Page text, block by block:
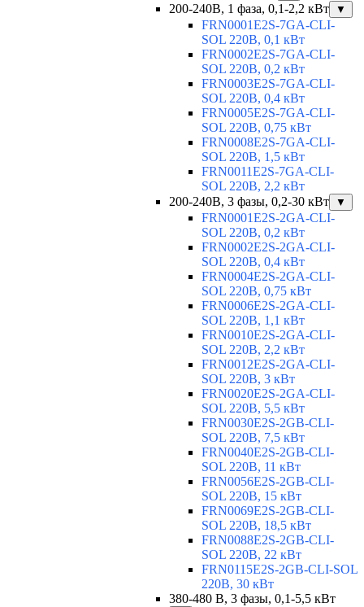
200-240В, 1 фаза, 0,1-2,2 кВт ▼
FRN0001E2S-7GA-CLI-
SOL 220В, 0,1 кВт
FRN0002E2S-7GA-CLI-
SOL 220В, 0,2 кВт
FRN0003E2S-7GA-CLI-
SOL 220В, 0,4 кВт
FRN0005E2S-7GA-CLI-
SOL 220В, 0,75 кВт
FRN0008E2S-7GA-CLI-
SOL 220В, 1,5 кВт
FRN0011E2S-7GA-CLI-
SOL 220В, 2,2 кВт
200-240В, 3 фазы, 0,2-30 кВт
▼
FRN0001E2S-2GA-CLI-
SOL 220В, 0,2 кВт
FRN0002E2S-2GA-CLI-
SOL 220В, 0,4 кВт
FRN0004E2S-2GA-CLI-
SOL 220В, 0,75 кВт
FRN0006E2S-2GA-CLI-
SOL 220В, 1,1 кВт
FRN0010E2S-2GA-CLI-
SOL 220В, 2,2 кВт
FRN0012E2S-2GA-CLI-
SOL 220В, 3 кВт
FRN0020E2S-2GA-CLI-
SOL 220В, 5,5 кВт
FRN0030E2S-2GB-CLI-
SOL 220В, 7,5 кВт
FRN0040E2S-2GB-CLI-
SOL 220В, 11 кВт
FRN0056E2S-2GB-CLI-
SOL 220В, 15 кВт
FRN0069E2S-2GB-CLI-
SOL 220В, 18,5 кВт
FRN0088E2S-2GB-CLI-
SOL 220В, 22 кВт
FRN0115E2S-2GB-CLI-SOL
220В, 30 кВт
380-480 В, 3 фазы, 0,1-5,5 кВт